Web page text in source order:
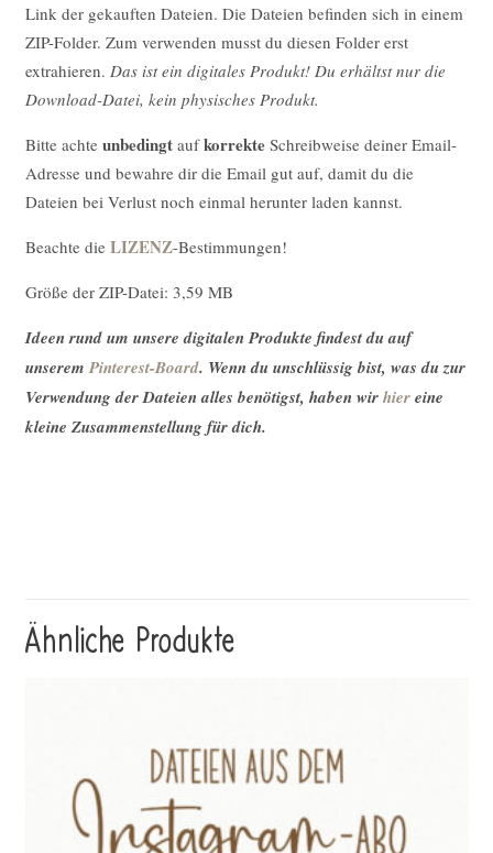
Link der gekauften Dateien. Die Dateien befinden sich in einem
ZIP-Folder. Zum verwenden musst du diesen Folder erst
extrahieren. Das ist ein digitales Produkt! Du erhältst nur die
Download-Datei, kein physisches Produkt.
Bitte achte unbedingtaufkorrekteSchreibweise deiner Email-
Adresse und bewahre dir die Email gut auf, damit du die
Dateien bei Verlust noch einmal herunter laden kannst.
Beachte die LIZENZ-Bestimmungen!
Größe der ZIP-Datei: 3,59 MB
Ideen rund um unsere digitalen Produkte findest du auf
unserem Pinterest-Board. Wenn du unschlüssig bist, was du zur
Verwendung der Dateien alles benötigst, haben wirhiereine
kleine Zusammenstellung für dich.
Ähnliche Produkte